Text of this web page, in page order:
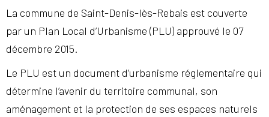
La commune de Saint-Denis-lès-Rebais est couverte
par un Plan Local d’Urbanisme (PLU) approuvé le 07
décembre 2015.
Le PLU est un document d’urbanisme réglementaire qui
détermine l’avenir du territoire communal, son
aménagement et la protection de ses espaces naturels